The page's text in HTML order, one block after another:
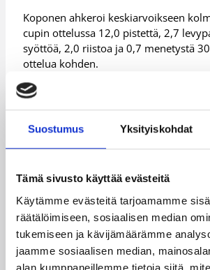
Suostumus Yksityiskohdat
Tämä sivusto käyttää evästeitä
Käytämme evästeitä tarjoamamme
räätälöimiseen, sosiaalisen median
tukemiseen ja kävijämäärämme
jaamme sosiaalisen median,
alan kumppaneillemme tietoja siitä,
Koponen ahkeroi keskiarvoikseen
cupin ottelussa 12,0 pistettä, 2,7
syöttöä, 2,0 riistoa ja 0,7 menetystä
ottelua kohden.
Henkilöt
Petteri Koponen
Kategoriat